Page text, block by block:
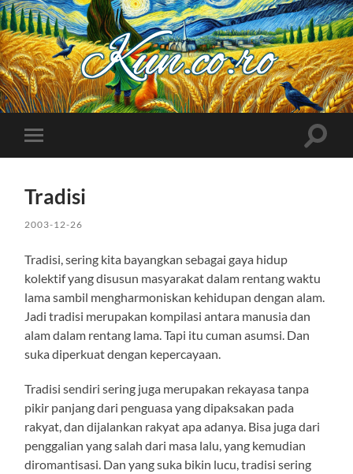
Kuncoro++
Toggle
mobile
Toggle
Tradisi
2003-12-26
Tradisi, sering kita bayangkan sebagai gaya hidup
kolektif yang disusun masyarakat dalam rentang waktu
lama sambil mengharmoniskan kehidupan dengan alam.
Jadi tradisi merupakan kompilasi antara manusia dan
alam dalam rentang lama. Tapi itu cuman asumsi. Dan
suka diperkuat dengan kepercayaan.
Tradisi sendiri sering juga merupakan rekayasa tanpa
pikir panjang dari penguasa yang dipaksakan pada
rakyat, dan dijalankan rakyat apa adanya. Bisa juga dari
penggalian yang salah dari masa lalu, yang kemudian
diromantisasi. Dan yang suka bikin lucu, tradisi sering